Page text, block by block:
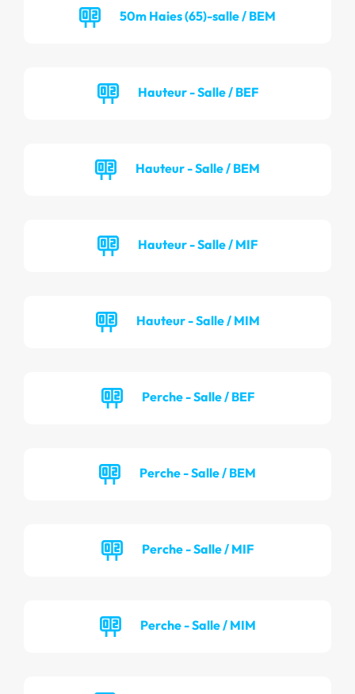
50m Haies (65)-salle / BEM
Hauteur - Salle / BEF
Hauteur - Salle / BEM
Hauteur - Salle / MIF
Hauteur - Salle / MIM
Perche - Salle / BEF
Perche - Salle / BEM
Perche - Salle / MIF
Perche - Salle / MIM